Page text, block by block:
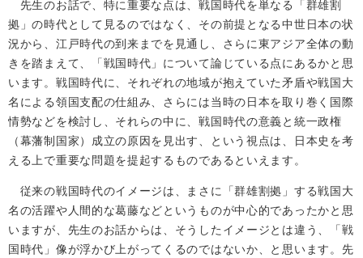
先生のお話で、特に重要な点は、戦国時代を単なる「群雄割
拠」の時代として見るのではなく、その前提となる中世日本の状
況から、江戸時代の到来までを見通し、さらに東アジア全体の動
きを踏まえて、「戦国時代」について論じている点にあるかと思
います。戦国時代に、それぞれの地域が抱えていた矛盾や戦国大
名による領国支配の仕組み、さらには当時の日本を取り巻く国際
情勢などを検討し、それらの中に、戦国時代の意義と統一政権
（幕藩制国家）成立の原因を見出す、という視点は、日本史を考
える上で重要な問題を提起するものであるといえます。
従来の戦国時代のイメージは、まさに「群雄割拠」する戦国大
名の活躍や人間的な葛藤などというものが中心的であったかと思
いますが、先生のお話からは、そうしたイメージとは違う、「戦
国時代」像が浮かび上がってくるのではないか、と思います。先